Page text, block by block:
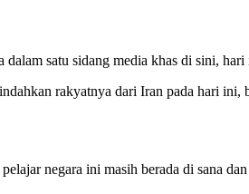
satu sidang media khas di sini, hari
rakyatnya dari Iran pada hari ini,
negara ini masih berada di sana